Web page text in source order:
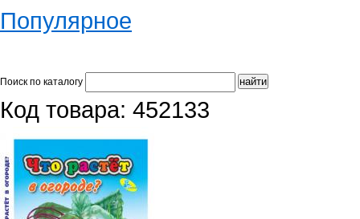
Популярное
Поиск по каталогу
Код товара: 452133